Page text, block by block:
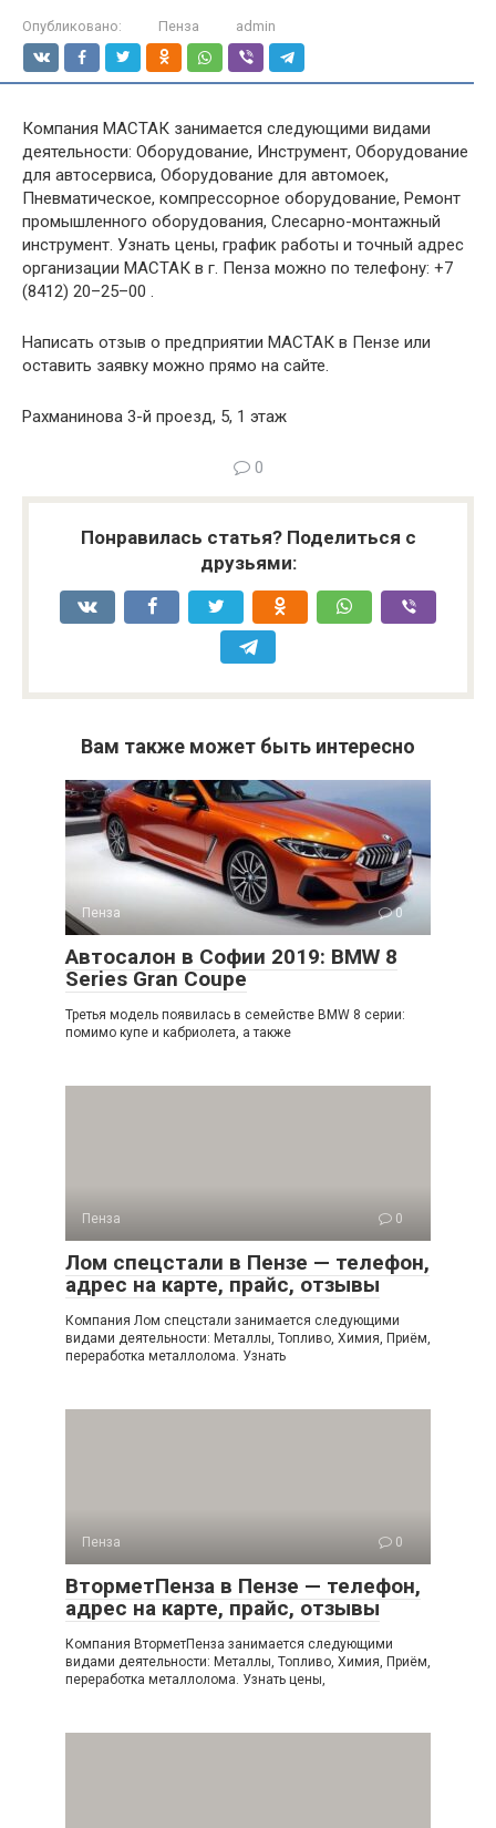
Опубликовано: Пенза admin
Компания МАСТАК занимается следующими видами
деятельности: Оборудование, Инструмент, Оборудование
для автосервиса, Оборудование для автомоек,
Пневматическое, компрессорное оборудование, Ремонт
промышленного оборудования, Слесарно-монтажный
инструмент. Узнать цены, график работы и точный адрес
организации МАСТАК в г. Пенза можно по телефону: +7
(8412) 20–25–00 .
Написать отзыв о предприятии МАСТАК в Пензе или
оставить заявку можно прямо на сайте.
Рахманинова 3-й проезд, 5, 1 этаж
0
Понравилась статья? Поделиться с
друзьями:
Вам также может быть интересно
Пенза 0
Автосалон в Софии 2019: BMW 8
Series Gran Coupe
Третья модель появилась в семействе BMW 8 серии:
помимо купе и кабриолета, а также
Пенза 0
Лом спецстали в Пензе — телефон,
адрес на карте, прайс, отзывы
Компания Лом спецстали занимается следующими
видами деятельности: Металлы, Топливо, Химия, Приём,
переработка металлолома. Узнать
Пенза 0
ВторметПенза в Пензе — телефон,
адрес на карте, прайс, отзывы
Компания ВторметПенза занимается следующими
видами деятельности: Металлы, Топливо, Химия, Приём,
переработка металлолома. Узнать цены,